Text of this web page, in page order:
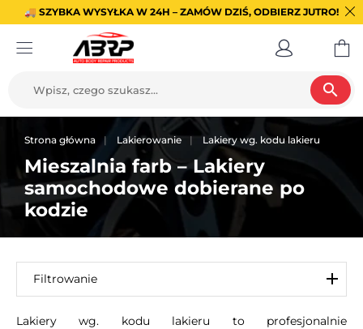
🚚 SZYBKA WYSYŁKA W 24H – ZAMÓW DZIŚ, ODBIERZ JUTRO!
search
Strona główna Lakierowanie Lakiery wg. kodu lakieru
Mieszalnia farb – Lakiery
samochodowe dobierane po
kodzie
Filtrowanie
Lakiery wg. kodu lakieru to profesjonalnie